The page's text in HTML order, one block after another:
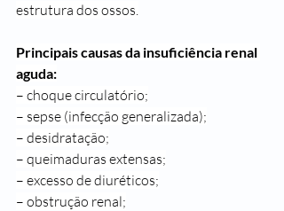
estrutura dos ossos.
Principais causas da insuficiência renal
aguda:
– choque circulatório;
– sepse (infecção generalizada);
– desidratação;
– queimaduras extensas;
– excesso de diuréticos;
– obstrução renal;